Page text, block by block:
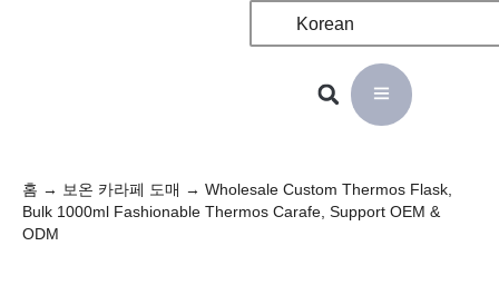
Korean
홈 → 보온 카라페 도매 → Wholesale Custom Thermos Flask,
Bulk 1000ml Fashionable Thermos Carafe, Support OEM &
ODM